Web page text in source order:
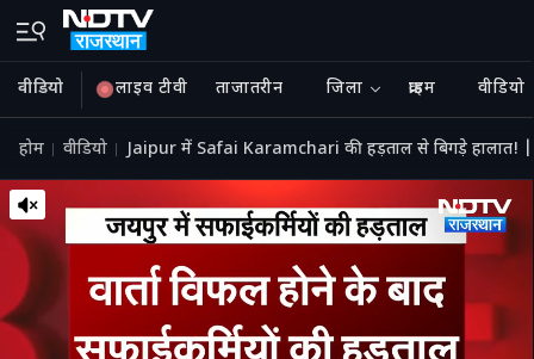
वीडियो लाइव टीवी ताजातरीन जिला क्राइम वीडियो
होम वीडियो Jaipur में Safai Karamchari की हड़ताल से बिगड़े